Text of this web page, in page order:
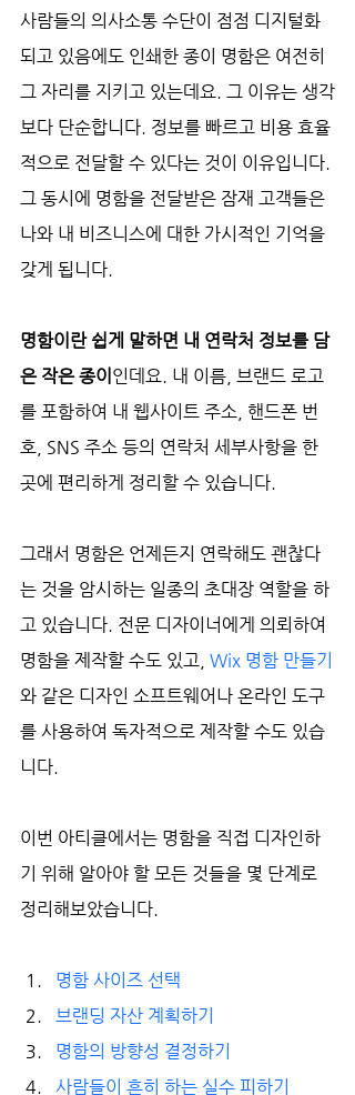
사람들의 의사소통 수단이 점점 디지털화
되고 있음에도 인쇄한 종이 명함은 여전히
그 자리를 지키고 있는데요. 그 이유는 생각
보다 단순합니다. 정보를 빠르고 비용 효율
적으로 전달할 수 있다는 것이 이유입니다.
그 동시에 명함을 전달받은 잠재 고객들은
나와 내 비즈니스에 대한 가시적인 기억을
갖게 됩니다.
명함이란 쉽게 말하면 내 연락처 정보를 담
은 작은 종이 인데요. 내 이름, 브랜드 로고
를 포함하여 내 웹사이트 주소, 핸드폰 번
호, SNS 주소 등의 연락처 세부사항을 한
곳에 편리하게 정리할 수 있습니다.
그래서 명함은 언제든지 연락해도 괜찮다
는 것을 암시하는 일종의 초대장 역할을 하
고 있습니다. 전문 디자이너에게 의뢰하여
명함을 제작할 수도 있고, Wix 명함 만들기
와 같은 디자인 소프트웨어나 온라인 도구
를 사용하여 독자적으로 제작할 수도 있습
니다.
이번 아티클에서는 명함을 직접 디자인하
기 위해 알아야 할 모든 것들을 몇 단계로
정리해보았습니다.
명함 사이즈 선택
브랜딩 자산 계획하기
명함의 방향성 결정하기
사람들이 흔히 하는 실수 피하기